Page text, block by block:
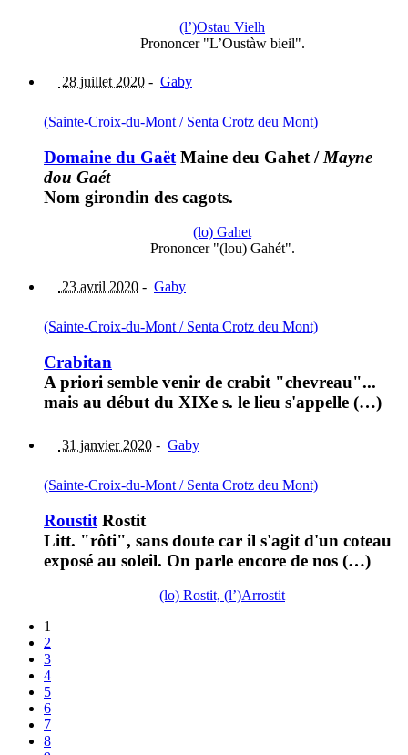
(l’)Ostau Vielh
Prononcer "L’Oustàw bieil".
28 juillet 2020 - Gaby
(Sainte-Croix-du-Mont / Senta Crotz deu Mont)
Domaine du Gaët Maine deu Gahet / Mayne
dou Gaét
Nom girondin des cagots.
(lo) Gahet
Prononcer "(lou) Gahét".
23 avril 2020 - Gaby
(Sainte-Croix-du-Mont / Senta Crotz deu Mont)
Crabitan
A priori semble venir de crabit "chevreau"...
mais au début du XIXe s. le lieu s'appelle (…)
31 janvier 2020 - Gaby
(Sainte-Croix-du-Mont / Senta Crotz deu Mont)
Roustit Rostit
Litt. "rôti", sans doute car il s'agit d'un coteau
exposé au soleil. On parle encore de nos (…)
(lo) Rostit, (l’)Arrostit
1
2
3
4
5
6
7
8